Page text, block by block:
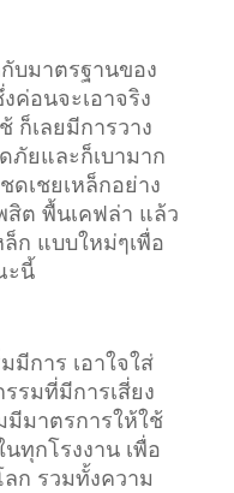
บมาตรฐานของ
ค่อนจะเอาจริง
ก็เลยมีการวาง
ภัยและก็เบามาก
ดเชยเหล็กอย่าง
สิต พื้นเคฟล่า แล้ว
ก แบบใหม่ๆเพื่อ
ะนี้
มีการ เอาใจใส่
รมที่มีการเสี่ยง
มีมาตรการให้ใช้
ทุกโรงงาน เพื่อ
ก รวมทั้งความ